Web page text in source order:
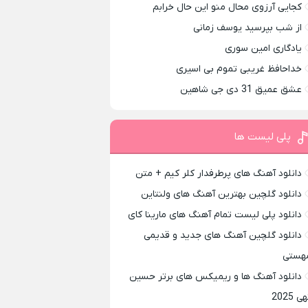
کجایی آرزوی محال منو این حال خرابم
از شب بپرسید یوسف زمانی
یادگاری امین سوری
خداحافظ غریبی تموم بی اسیری
عشق عمیق 31 دی جی شاهین
پلی لیست ها
دانلود آهنگ های پرطرفدار کلر کیم + متن
دانلود گلچین بهترین آهنگ های ولنتاین
دانلود پلی لیست تمام آهنگ های مارینا کای
دانلود گلچین آهنگ های جدید و قدیمی
دانلود آهنگ ها و ریمیکس های برتر حسین
2025